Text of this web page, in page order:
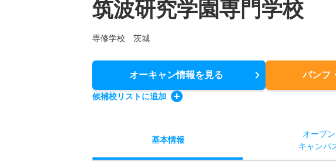
筑波研究学園専門学校
専修学校 茨城
オーキャン情報を見る パンフ
候補校リストに追加
基本情報
オープン
キャンパ